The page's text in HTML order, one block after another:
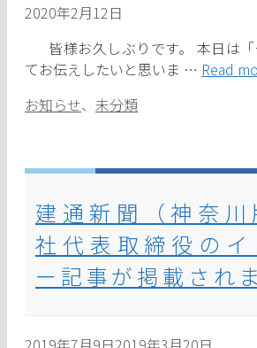
2020年2月12日
皆様お久しぶりです。 本日は「
てお伝えしたいと思いま … Read
カ
リ
お知らせ、 未分類
建通新聞（神奈川
社代表取締役のイ
ー記事が掲載され